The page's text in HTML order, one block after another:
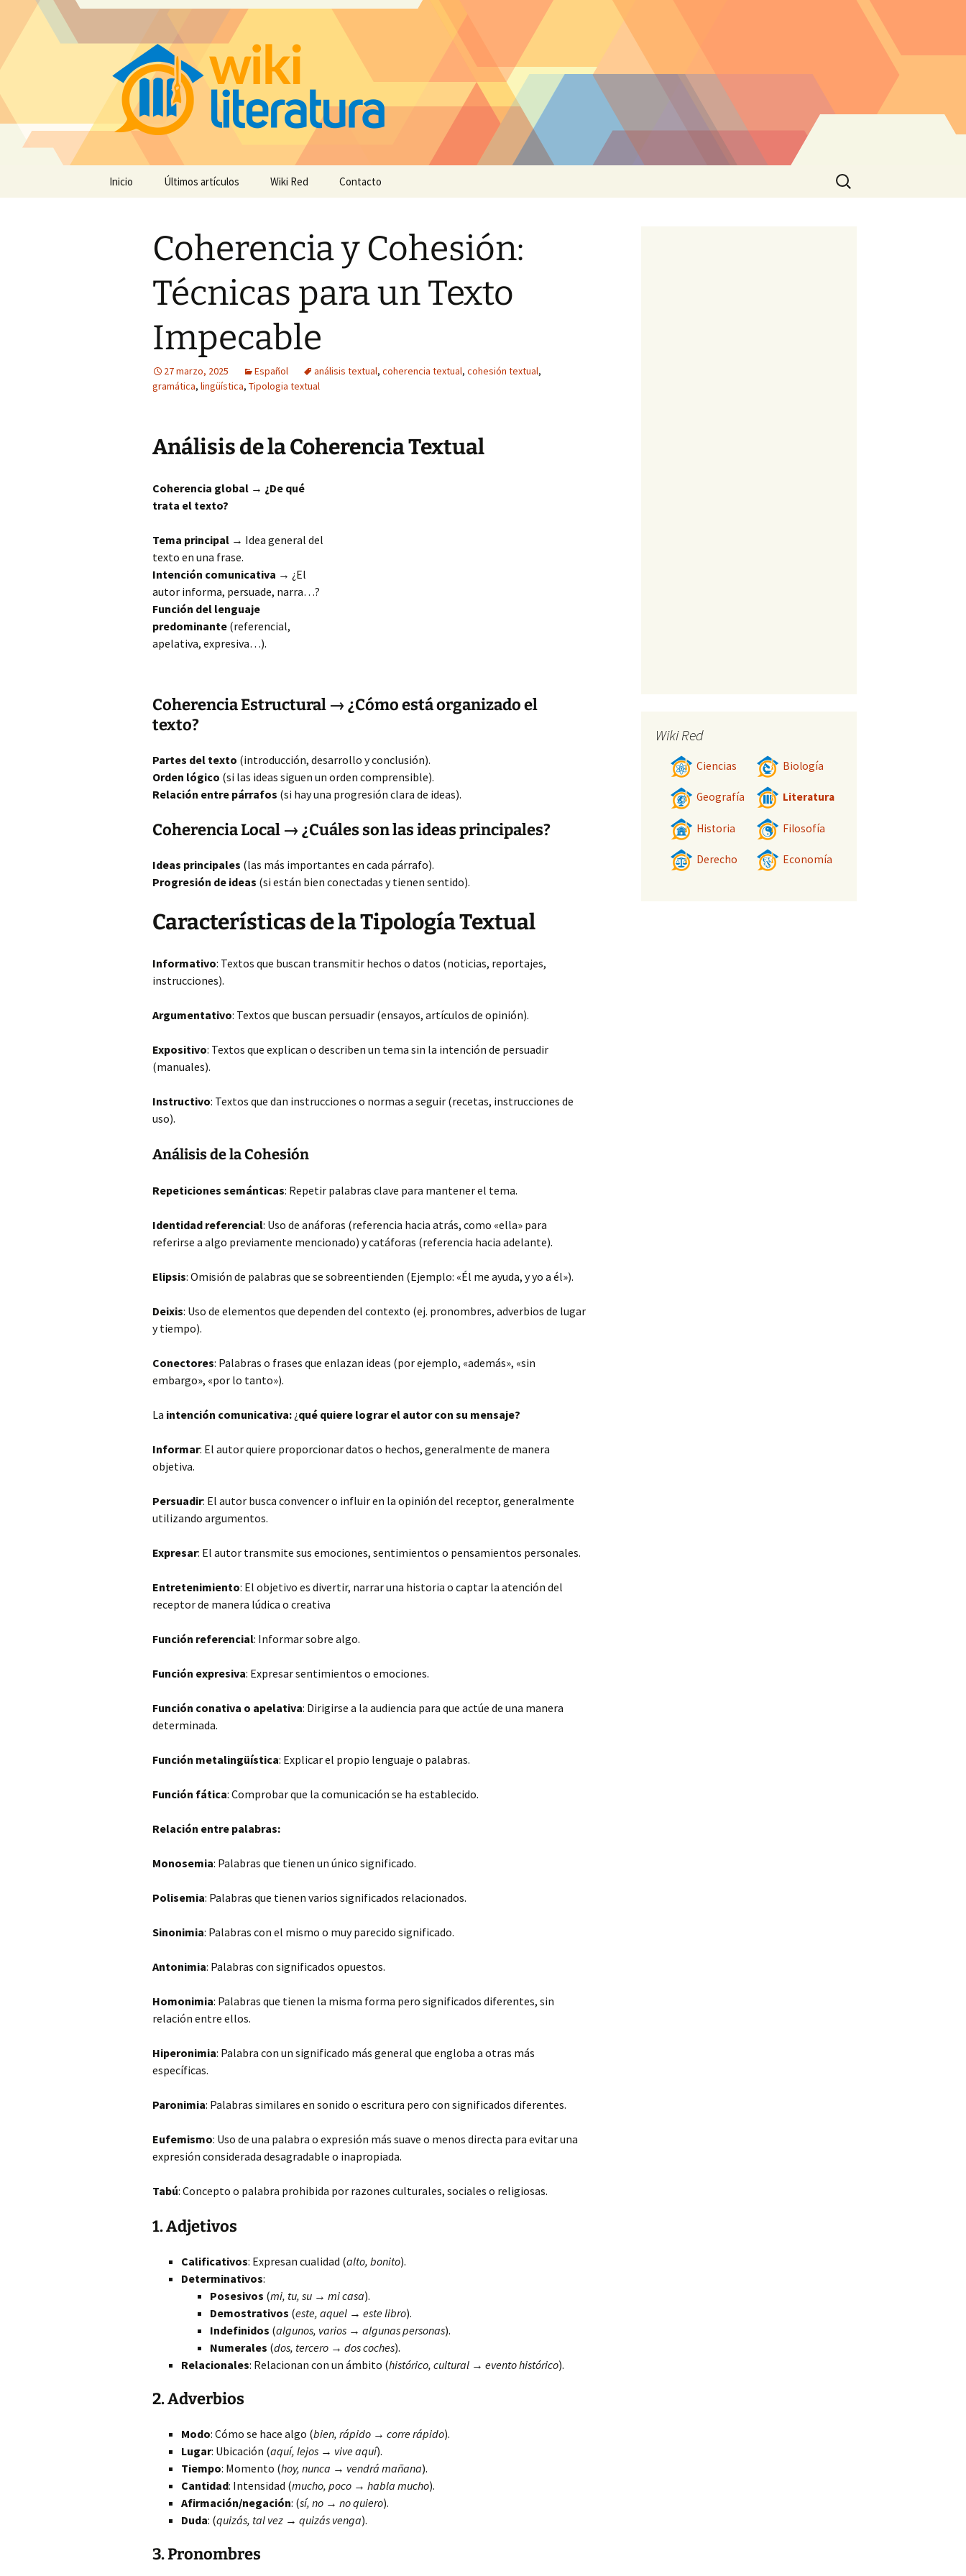
Inicio Últimos artículos Wiki Red Contacto
Buscar:
Coherencia y Cohesión:
Técnicas para un Texto
Impecable
27 marzo, 2025 Español análisis textual, coherencia textual, cohesión textual,
gramática, lingüística, Tipologia textual
Análisis de la Coherencia Textual
Coherencia global → ¿De qué
trata el texto?
Tema principal → Idea general del
texto en una frase.
Intención comunicativa → ¿El
autor informa, persuade, narra…?
Función del lenguaje
predominante (referencial,
apelativa, expresiva…).
Coherencia Estructural → ¿Cómo está organizado el
texto?
Partes del texto (introducción, desarrollo y conclusión).
Orden lógico (si las ideas siguen un orden comprensible).
Relación entre párrafos (si hay una progresión clara de ideas).
Coherencia Local → ¿Cuáles son las ideas principales?
Ideas principales (las más importantes en cada párrafo).
Progresión de ideas (si están bien conectadas y tienen sentido).
Características de la Tipología Textual
Informativo: Textos que buscan transmitir hechos o datos (noticias, reportajes,
instrucciones).
Argumentativo: Textos que buscan persuadir (ensayos, artículos de opinión).
Expositivo: Textos que explican o describen un tema sin la intención de persuadir
(manuales).
Instructivo: Textos que dan instrucciones o normas a seguir (recetas, instrucciones de
uso).
Análisis de la Cohesión
Repeticiones semánticas: Repetir palabras clave para mantener el tema.
Identidad referencial: Uso de anáforas (referencia hacia atrás, como «ella» para
referirse a algo previamente mencionado) y catáforas (referencia hacia adelante).
Elipsis: Omisión de palabras que se sobreentienden (Ejemplo: «Él me ayuda, y yo a él»).
Deixis: Uso de elementos que dependen del contexto (ej. pronombres, adverbios de lugar
y tiempo).
Conectores: Palabras o frases que enlazan ideas (por ejemplo, «además», «sin
embargo», «por lo tanto»).
La intención comunicativa: ¿qué quiere lograr el autor con su mensaje?
Informar: El autor quiere proporcionar datos o hechos, generalmente de manera
objetiva.
Persuadir: El autor busca convencer o influir en la opinión del receptor, generalmente
utilizando argumentos.
Expresar: El autor transmite sus emociones, sentimientos o pensamientos personales.
Entretenimiento: El objetivo es divertir, narrar una historia o captar la atención del
receptor de manera lúdica o creativa
Función referencial: Informar sobre algo.
Función expresiva: Expresar sentimientos o emociones.
Función conativa o apelativa: Dirigirse a la audiencia para que actúe de una manera
determinada.
Función metalingüística: Explicar el propio lenguaje o palabras.
Función fática: Comprobar que la comunicación se ha establecido.
Relación entre palabras:
Monosemia: Palabras que tienen un único significado.
Polisemia: Palabras que tienen varios significados relacionados.
Sinonimia: Palabras con el mismo o muy parecido significado.
Antonimia: Palabras con significados opuestos.
Homonimia: Palabras que tienen la misma forma pero significados diferentes, sin
relación entre ellos.
Hiperonimia: Palabra con un significado más general que engloba a otras más
específicas.
Paronimia: Palabras similares en sonido o escritura pero con significados diferentes.
Eufemismo: Uso de una palabra o expresión más suave o menos directa para evitar una
expresión considerada desagradable o inapropiada.
Tabú: Concepto o palabra prohibida por razones culturales, sociales o religiosas.
1. Adjetivos
Calificativos: Expresan cualidad (alto, bonito).
Determinativos:
Posesivos (mi, tu, su → mi casa).
Demostrativos (este, aquel → este libro).
Indefinidos (algunos, varios → algunas personas).
Numerales (dos, tercero → dos coches).
Relacionales: Relacionan con un ámbito (histórico, cultural → evento histórico).
2. Adverbios
Modo: Cómo se hace algo (bien, rápido → corre rápido).
Lugar: Ubicación (aquí, lejos → vive aquí).
Tiempo: Momento (hoy, nunca → vendrá mañana).
Cantidad: Intensidad (mucho, poco → habla mucho).
Afirmación/negación: (sí, no → no quiero).
Duda: (quizás, tal vez → quizás venga).
3. Pronombres
Wiki Red
Ciencias Biología
Geografía Literatura
Historia Filosofía
Derecho Economía